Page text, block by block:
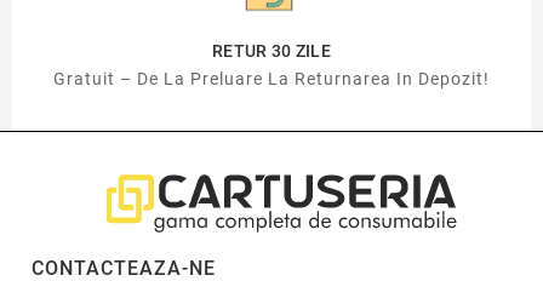
RETUR 30 ZILE
Gratuit – De La Preluare La Returnarea In Depozit!
CONTACTEAZA-NE